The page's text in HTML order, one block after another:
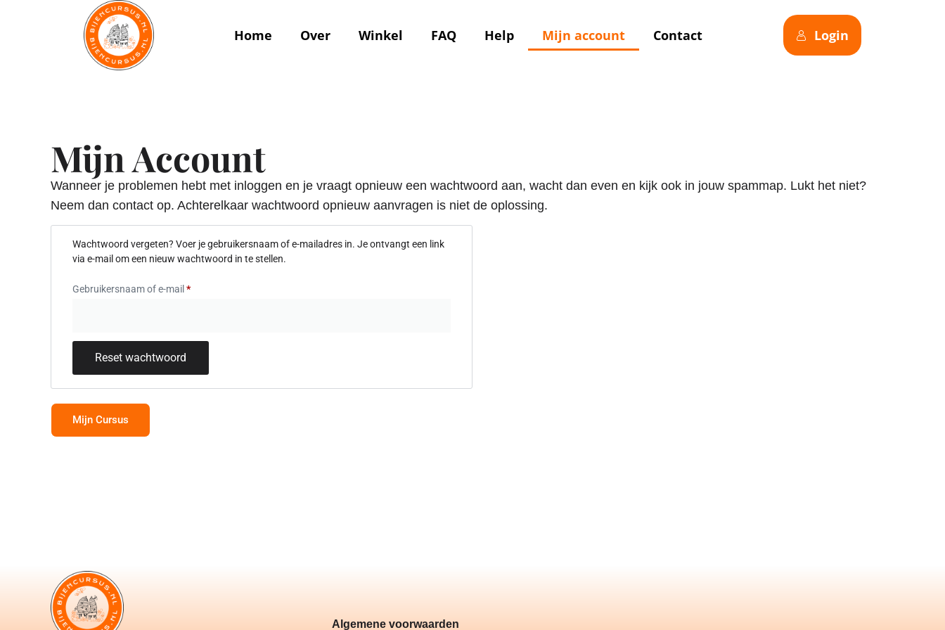
Home Over Winkel FAQ Help Mijn account Contact Login
Mijn Account
Wanneer je problemen hebt met inloggen en je vraagt opnieuw een wachtwoord aan, wacht dan even en kijk ook in jouw spammap. Lukt het niet?
Neem dan contact op. Achterelkaar wachtwoord opnieuw aanvragen is niet de oplossing.
Wachtwoord vergeten? Voer je gebruikersnaam of e-mailadres in. Je ontvangt een link
via e-mail om een nieuw wachtwoord in te stellen.
Gebruikersnaam of e-mail *
Reset wachtwoord
Mijn Cursus
Algemene voorwaarden